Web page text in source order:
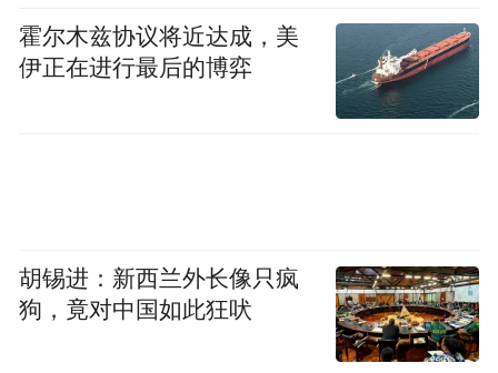
的同比增长，印证了这一路径的可行性。
求直接对接。文旅项目观摩串联20余个核心
景点，呈现“一核一心四线多点”的全域格
霍尔木兹协议将近达成，美
伊正在进行最后的博弈
胡锡进：新西兰外长像只疯
狗，竟对中国如此狂吠